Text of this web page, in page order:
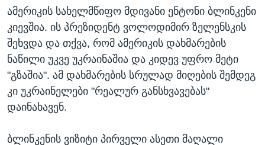
ᲒᲐᲚᲘᲚᲔᲝ
ᲓᲔᲖᲘᲜᲤᲝᲠᲛᲐᲪᲘᲐ
ამერიკის სახელმწიფო მდივანი ენტონი ბლინკენი
კიევშია. ის პრეზიდენტ ვოლოდიმირ ზელენსკის
შეხვდა და თქვა, რომ ამერიკის დახმარების
ნაწილი უკვე უკრაინაშია და კიდევ უფრო მეტი
"გზაშია". ამ დახმარების სრულად მიღების შემდეგ
კი უკრაინელები "რეალურ განსხვავებას"
დაინახავენ.
ბლინკენის ვიზიტი პირველი ასეთი მაღალი